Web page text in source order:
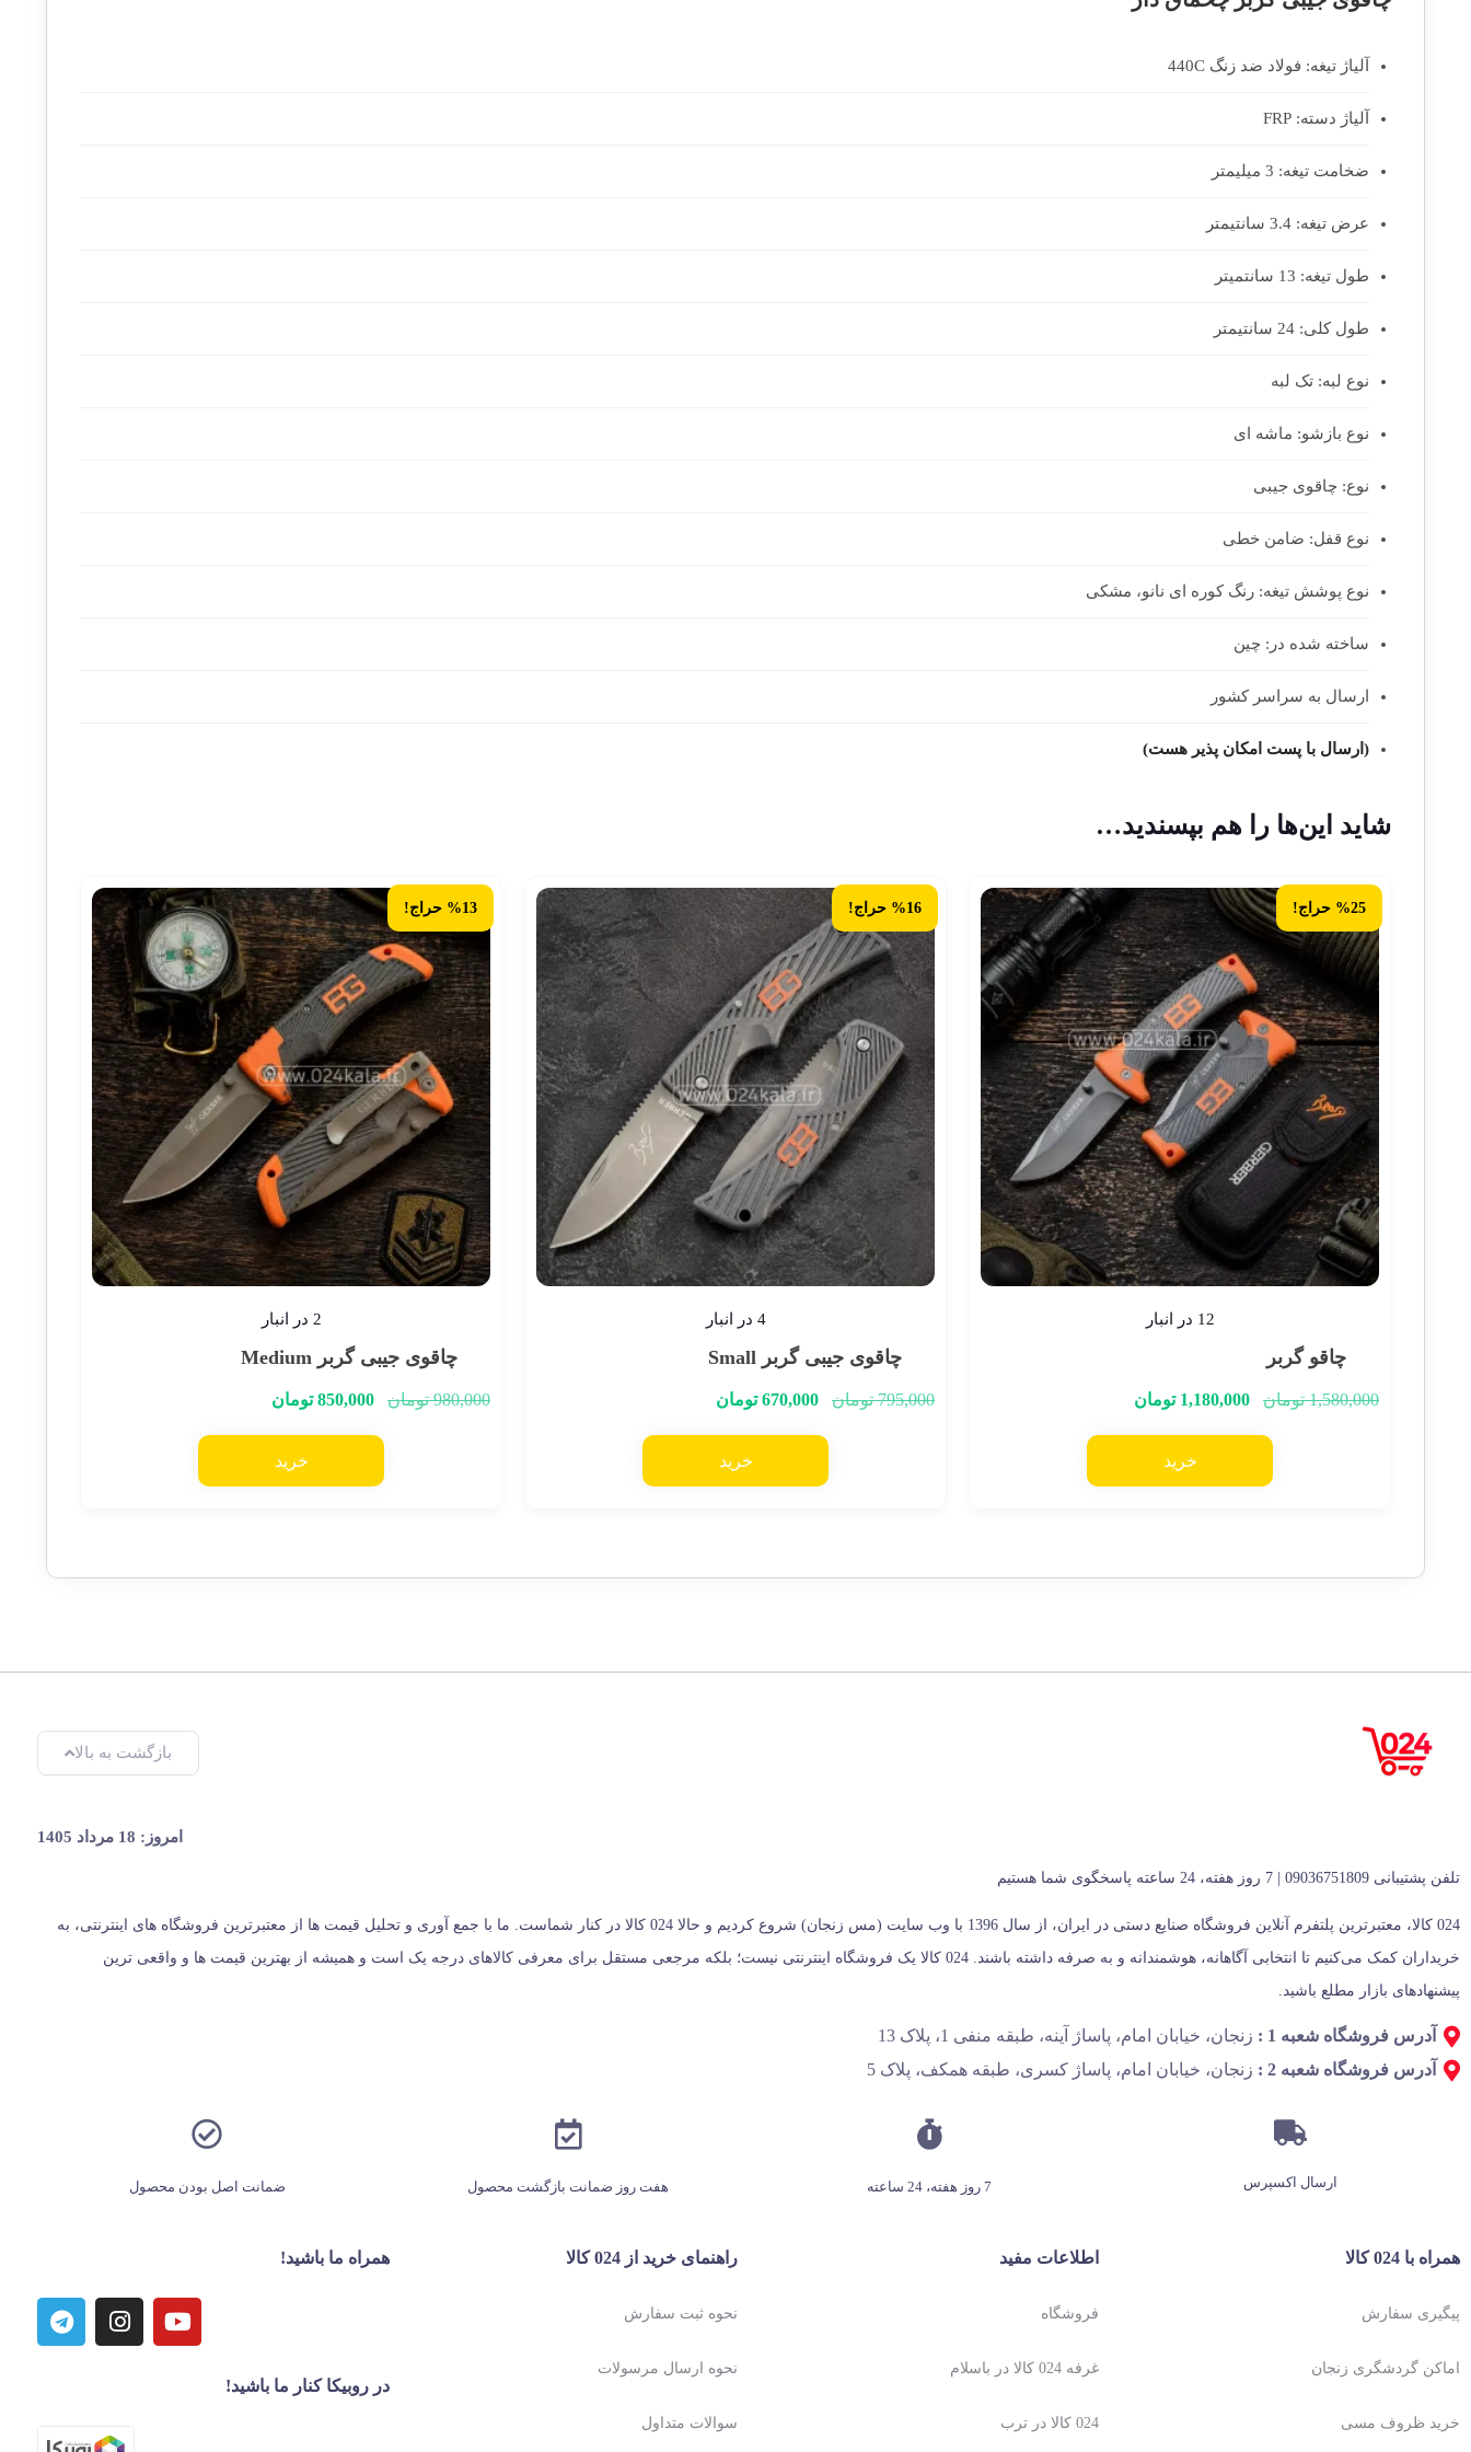
آلیاژ تیغه: فولاد ضد زنگ 440C
آلیاژ دسته: FRP
ضخامت تیغه: 3 میلیمتر
عرض تیغه: 3.4 سانتیمتر
طول تیغه: 13 سانتمیتر
طول کلی: 24 سانتیمتر
نوع لبه: تک لبه
نوع بازشو: ماشه ای
نوع: چاقوی جیبی
نوع قفل: ضامن خطی
نوع پوشش تیغه: رنگ کوره ای نانو، مشکی
ساخته شده در: چین
ارسال به سراسر کشور
(ارسال با پست امکان پذیر هست)
شاید این‌ها را هم بپسندید…
%25 حراج!
12 در انبار
چاقو گربر
1,580,000 تومان 1,180,000 تومان
خرید
%16 حراج!
4 در انبار
چاقوی جیبی گربر Small
795,000 تومان 670,000 تومان
خرید
%13 حراج!
2 در انبار
چاقوی جیبی گربر Medium
980,000 تومان 850,000 تومان
خرید
بازگشت به بالا
امروز: 18 مرداد 1405
تلفن پشتیبانی 09036751809 | 7 روز هفته، 24 ساعته پاسخگوی شما هستیم
024 کالا، معتبرترین پلتفرم آنلاین فروشگاه صنایع دستی در ایران، از سال 1396 با وب سایت (مس زنجان) شروع کردیم و حالا 024 کالا در کنار شماست. ما با جمع‌ آوری و تحلیل قیمت‌ ها از معتبرترین فروشگاه‌ های اینترنتی، به
خریداران کمک می‌کنیم تا انتخابی آگاهانه، هوشمندانه و به‌ صرفه داشته باشند. 024 کالا یک فروشگاه اینترنتی نیست؛ بلکه مرجعی مستقل برای معرفی کالاهای درجه یک است و همیشه از بهترین قیمت‌ ها و واقعی‌ ترین
پیشنهادهای بازار مطلع باشید.
آدرس فروشگاه شعبه 1 :
زنجان، خیابان امام، پاساژ آینه، طبقه منفی 1، پلاک 13
آدرس فروشگاه شعبه 2 :
زنجان، خیابان امام، پاساژ کسری، طبقه همکف، پلاک 5
ارسال اکسپرس 7 روز هفته، 24 ساعته هفت روز ضمانت بازگشت محصول ضمانت اصل بودن محصول
همراه با 024 کالا
پیگیری سفارش
اماکن گردشگری زنجان
خرید ظروف مسی
اطلاعات مفید
فروشگاه
غرفه 024 کالا در باسلام
024 کالا در ترب
راهنمای خرید از 024 کالا
نحوه ثبت سفارش
نحوه ارسال مرسولات
سوالات متداول
همراه ما باشید!
در روبیکا کنار ما باشید!